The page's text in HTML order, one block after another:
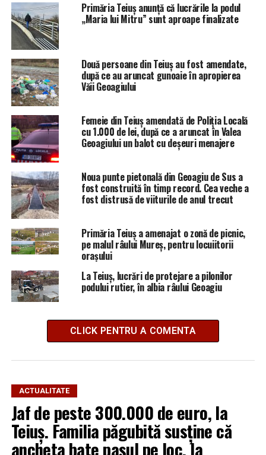
Primăria Teiuș anunță că lucrările la podul
„Maria lui Mitru” sunt aproape finalizate
Două persoane din Teiuș au fost amendate,
după ce au aruncat gunoaie în apropierea
Văii Geoagiului
Femeie din Teiuș amendată de Poliția Locală
cu 1.000 de lei, după ce a aruncat în Valea
Geoagiului un balot cu deșeuri menajere
Noua punte pietonală din Geoagiu de Sus a
fost construită în timp record. Cea veche a
fost distrusă de viiturile de anul trecut
Primăria Teiuș a amenajat o zonă de picnic,
pe malul râului Mureș, pentru locuiitorii
orașului
La Teiuș, lucrări de protejare a pilonilor
podului rutier, în albia râului Geoagiu
CLICK PENTRU A COMENTA
ACTUALITATE
Jaf de peste 300.000 de euro, la
Teiuș. Familia păgubită susține că
ancheta bate pasul pe loc, la